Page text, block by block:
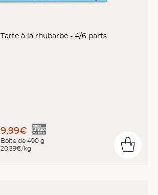
Tarte à la rhubarbe - 4/6 parts
9,99€
Boîte de 490 g
20,39€/kg